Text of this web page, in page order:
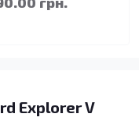
Explorer V